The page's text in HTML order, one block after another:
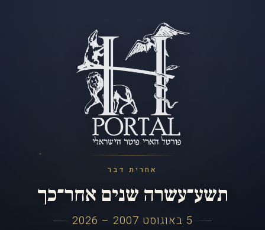
אחרית דבר
תשע־עשרה שנים אחר־כך
5 באוגוסט 2007 – 2026